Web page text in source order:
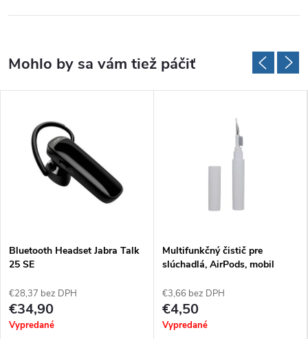
Bluetooth Headset Jabra Talk
25 SE
€28,37 bez DPH
€34,90
Vypredané
Multifunkčný čistič pre
slúchadlá, AirPods, mobil
€3,66 bez DPH
€4,50
Vypredané